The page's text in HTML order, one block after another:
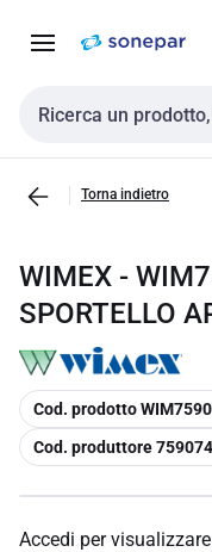
navigazione alla
Cerca input
Torna indietro
WIMEX -
SPORTELLO
copia
Cod. prodotto
copia
Cod. produttore
Accedi per